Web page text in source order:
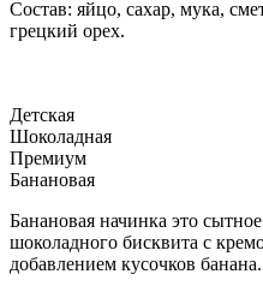
Состав: яйцо, сахар, мука,
грецкий орех.
Детская
Шоколадная
Премиум
Банановая
Банановая начинка это
шоколадного бисквита с
добавлением кусочков банана.